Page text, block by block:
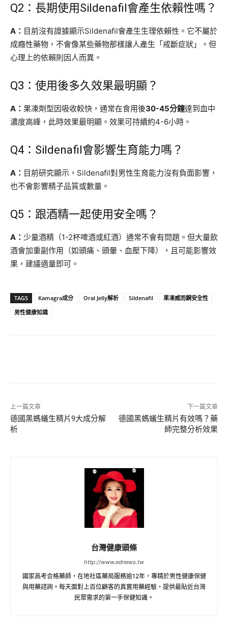
Q2：長期使用Sildenafil會產生依賴性嗎？
A： 目前沒有證據顯示Sildenafil會產生生理依賴性。它不屬於
成癮性藥物，不會像某些藥物那樣讓人產生「戒斷症狀」。但
心理上的依賴則因人而異。
Q3：使用後多久效果最明顯？
A： 果凍劑型因吸收較快，通常在食用後30-45分鐘達到血中
濃度高峰，此時效果最明顯。效果可持續約4-6小時。
Q4：Sildenafil會影響生育能力嗎？
A： 目前研究顯示，Sildenafil對男性生育能力沒有負面影響，
也不會影響精子品質或數量。
Q5：跟酒精一起使用安全嗎？
A： 少量酒精（1-2杯啤酒或紅酒）通常不會有問題。但大量飲
酒會加重副作用（如頭痛、頭暈、血壓下降），且可能影響效
果，建議適量即可。
TAGS Kamagra成分 Oral Jelly解析 Sildenafil
果凍威而鋼安全性
男性健康知識
上一篇文章
德國黑螞蟻生精片9大成分解
析
下一篇文章
德國黑螞蟻生精片有效嗎？藥
師完整分析效果
台灣健康頭條
http://www.ednews.tw
國家高考合格藥師，在地社區藥局服務逾12年，專精於男性健康保健
與用藥諮詢。每天面對上百位顧客的真實用藥經驗，提供最貼近台灣
民眾需求的第一手保健知識。